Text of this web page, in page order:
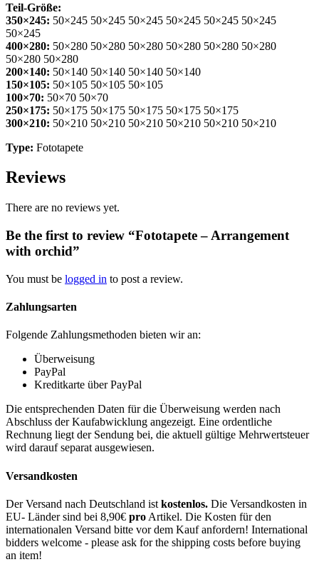
Teil-Größe:
350×245: 50×245 50×245 50×245 50×245 50×245 50×245
50×245
400×280: 50×280 50×280 50×280 50×280 50×280 50×280
50×280 50×280
200×140: 50×140 50×140 50×140 50×140
150×105: 50×105 50×105 50×105
100×70: 50×70 50×70
250×175: 50×175 50×175 50×175 50×175 50×175
300×210: 50×210 50×210 50×210 50×210 50×210 50×210
Type: Fototapete
Reviews
There are no reviews yet.
Be the first to review “Fototapete – Arrangement
with orchid”
You must be logged in to post a review.
Zahlungsarten
Folgende Zahlungsmethoden bieten wir an:
Überweisung
PayPal
Kreditkarte über PayPal
Die entsprechenden Daten für die Überweisung werden nach
Abschluss der Kaufabwicklung angezeigt. Eine ordentliche
Rechnung liegt der Sendung bei, die aktuell gültige Mehrwertsteuer
wird darauf separat ausgewiesen.
Versandkosten
Der Versand nach Deutschland ist kostenlos. Die Versandkosten in
EU- Länder sind bei 8,90€ pro Artikel. Die Kosten für den
internationalen Versand bitte vor dem Kauf anfordern! International
bidders welcome - please ask for the shipping costs before buying
an item!